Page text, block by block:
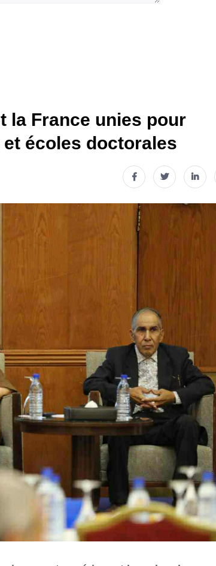
la France unies pour
écoles doctorales